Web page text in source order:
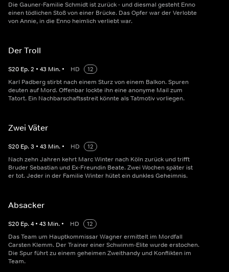
Die Gauner-Familie Schmidt ist zurück - und diesmal gesteht Enno
einen tödlichen Stoß von einer Brücke. Das Opfer war der Verlobte
von Annie, in die Enno heimlich verliebt war.
Der Troll
S20 Ep.2 • 43 Min. • HD
12
Karl Padberg stirbt nach einem Sturz von einem Balkon. Spuren
deuten auf Mord. Offenbar lockte ihn eine anonyme Mail zum
Tatort. Ein Nachbarschaftsstreit könnte als Tatmotiv vorliegen.
Zwei Väter
S20 Ep.3 • 43 Min. • HD
12
Nach zehn Jahren kehrt Marc Winter nach Köln zurück und trifft
Bruder Sebastian und Ex-Freundin Beate. Zwei Wochen später ist
er tot. Jeder in der Familie Winter hütet ein dunkles Geheimnis.
Absacker
S20 Ep.4 • 43 Min. • HD
12
Das Team um Hauptkommissar Wagner ermittelt im Mordfall
Carsten Klemm. Der Trainer einer Schwimm-Elite wurde erstochen.
Die Spur führt zu einem geheimen Zweithandy und Konflikten im
Team.